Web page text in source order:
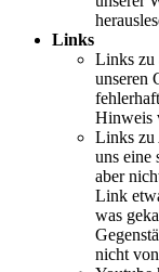
Links
Links zu
unseren
Hinweis
Links zu
uns eine
aber
Link
was
nicht